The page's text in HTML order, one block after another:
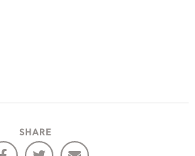
Χάρτης Προορισμών
Videos
SHARE